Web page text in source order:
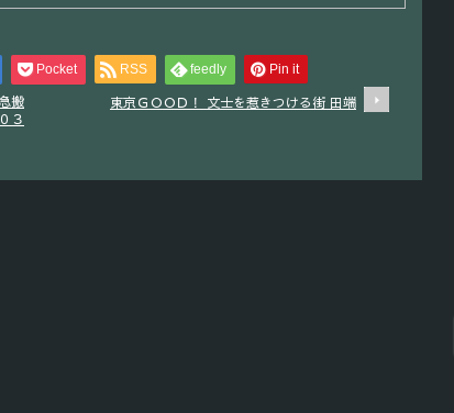
Pocket RSS feedly Pin it
搬
３
東京ＧＯＯＤ！ 文士を惹きつける街 田端